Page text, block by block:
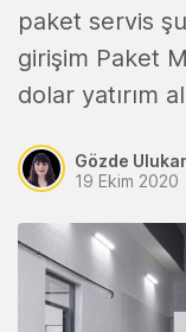
paket servis
girişim Paket
dolar yatırım
Gözde
19 Ekim 2020